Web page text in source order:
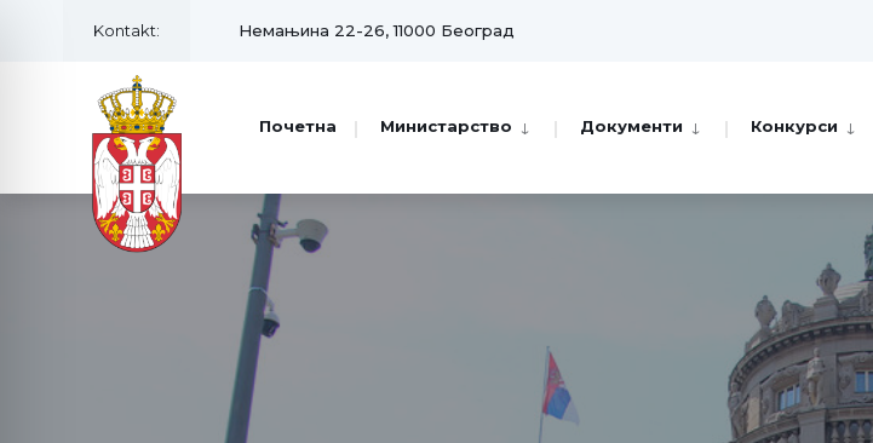
Kontakt: Немањина 22-26, 11000 Београд
Почетна Министарство Документи Конкурси